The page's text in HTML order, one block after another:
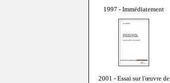
1997 - Immédiatement
2001 - Essai sur l'œuvre de